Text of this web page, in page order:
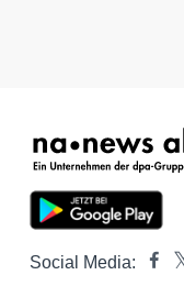
Social Media: